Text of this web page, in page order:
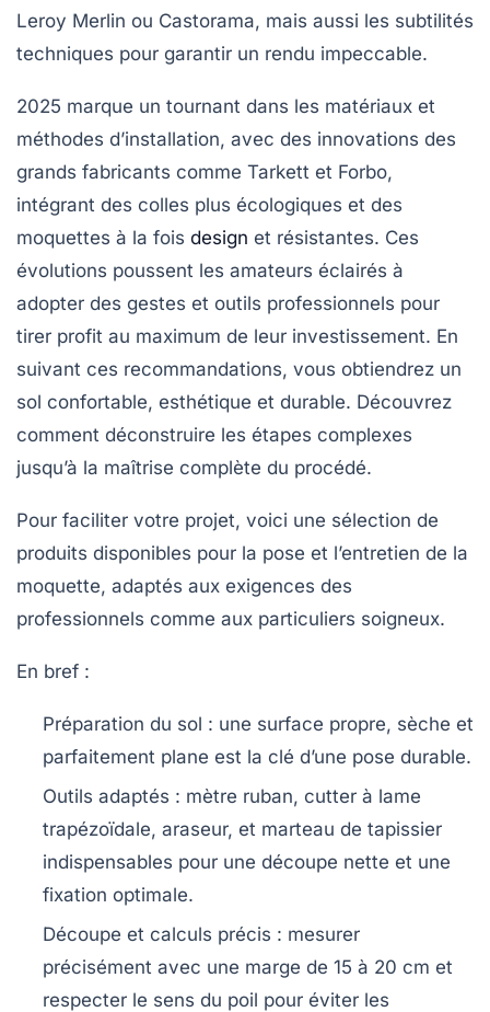
Leroy Merlin ou Castorama, mais aussi les subtilités
techniques pour garantir un rendu impeccable.
2025 marque un tournant dans les matériaux et
méthodes d’installation, avec des innovations des
grands fabricants comme Tarkett et Forbo,
intégrant des colles plus écologiques et des
moquettes à la fois design et résistantes. Ces
évolutions poussent les amateurs éclairés à
adopter des gestes et outils professionnels pour
tirer profit au maximum de leur investissement. En
suivant ces recommandations, vous obtiendrez un
sol confortable, esthétique et durable. Découvrez
comment déconstruire les étapes complexes
jusqu’à la maîtrise complète du procédé.
Pour faciliter votre projet, voici une sélection de
produits disponibles pour la pose et l’entretien de la
moquette, adaptés aux exigences des
professionnels comme aux particuliers soigneux.
En bref :
Préparation du sol : une surface propre, sèche et
parfaitement plane est la clé d’une pose durable.
Outils adaptés : mètre ruban, cutter à lame
trapézoïdale, araseur, et marteau de tapissier
indispensables pour une découpe nette et une
fixation optimale.
Découpe et calculs précis : mesurer
précisément avec une marge de 15 à 20 cm et
respecter le sens du poil pour éviter les